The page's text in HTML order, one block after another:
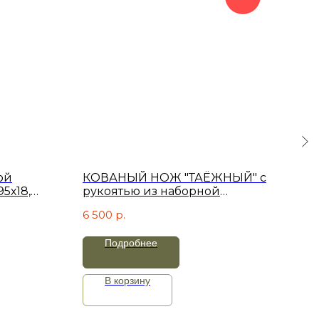
КОВАНЫЙ НОЖ "ТАЁЖНЫЙ" с
рукоятью из наборной
6 500 р.
Подробнее
В корзину